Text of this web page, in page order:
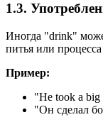
1.3.
Иногда "drink"
питья или
Пример:
"He took a
"Он сделал